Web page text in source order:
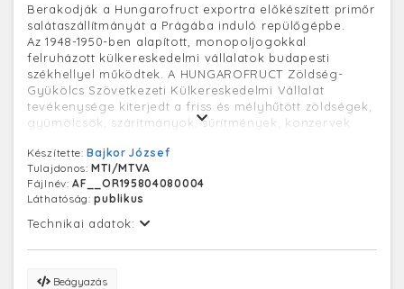
Berakodják a Hungarofruct exportra előkészített primőr
salátaszállítmányát a Prágába induló repülőgépbe.
Az 1948-1950-ben alapított, monopoljogokkal
felruházott külkereskedelmi vállalatok budapesti
székhellyel működtek. A HUNGAROFRUCT Zöldség-
Gyükölcs Szövetkezeti Külkereskedelmi Vállalat
tevékenysége kiterjedt a friss és mélyhűtött zöldségek,
gyümölcsök, szárítmányok, sűrítmények, konzervek
Megalapította a Hungarofruct Konzervipari
Külkereskedelmi Kft.-t.
Készítette:Bajkor József
Tulajdonos:MTI/MTVA
Fájlnév:AF__OR195804080004
Láthatóság:publikus
Technikai adatok:
Beágyazás